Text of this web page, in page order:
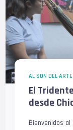
AL SON DEL ARTE
El
desde
Bienvenidos al